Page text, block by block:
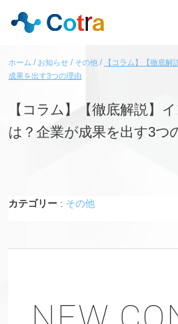
ホーム お知らせ その他
【コラム】【徹底
成果を出す3つの理由
【コラム】【徹底解説】
は？企業が成果を出す3つ
カテゴリー : その他